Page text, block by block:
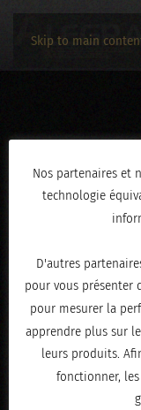
Skip to main
ÉCRIT LEAVRIL
Nos partenaires et
technologie
D'autres
pour vous présenter
pour mesurer la
apprendre plus sur
leurs produits.
fonctionner,